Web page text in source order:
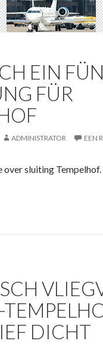
EIN
FÜR
ADMINISTRATOR EEN
over sluiting Tempelhof.
ein Fünkchen
DICHT